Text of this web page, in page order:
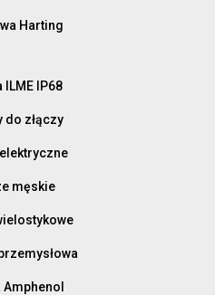
Harting
ILME IP68
do złączy
męskie
Amphenol